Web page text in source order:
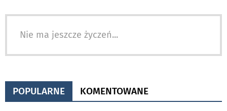
Nie ma jeszcze życzeń...
POPULARNE KOMENTOWANE